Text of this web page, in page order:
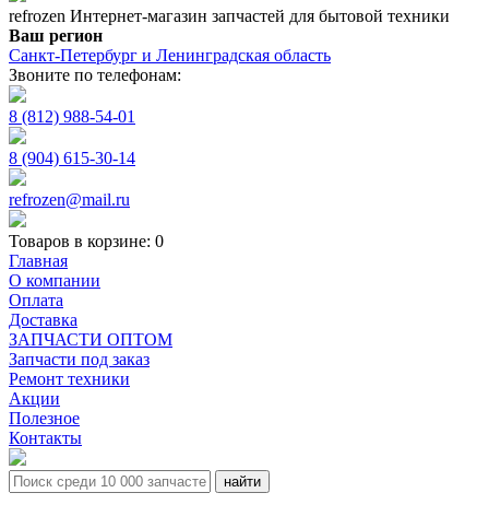
refrozen Интернет-магазин запчастей для бытовой техники
Ваш регион
Санкт-Петербург и Ленинградская область
Звоните по телефонам:
8 (812) 988-54-01
8 (904) 615-30-14
refrozen@mail.ru
Товаров в корзине: 0
Главная
О компании
Оплата
Доставка
ЗАПЧАСТИ ОПТОМ
Запчасти под заказ
Ремонт техники
Акции
Полезное
Контакты